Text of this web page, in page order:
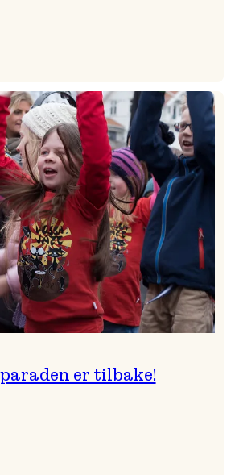
van Etten
er tilbake!